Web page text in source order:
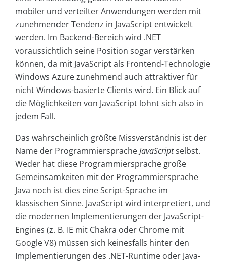
mobiler und verteilter Anwendungen werden mit
zunehmender Tendenz in JavaScript entwickelt
werden. Im Backend-Bereich wird .NET
voraussichtlich seine Position sogar verstärken
können, da mit JavaScript als Frontend-Technologie
Windows Azure zunehmend auch attraktiver für
nicht Windows-basierte Clients wird. Ein Blick auf
die Möglichkeiten von JavaScript lohnt sich also in
jedem Fall.
Das wahrscheinlich größte Missverständnis ist der
Name der ProgrammierspracheJavaScriptselbst.
Weder hat diese Programmiersprache große
Gemeinsamkeiten mit der Programmiersprache
Java noch ist dies eine Script-Sprache im
klassischen Sinne. JavaScript wird interpretiert, und
die modernen Implementierungen der JavaScript-
Engines (z. B. IE mit Chakra oder Chrome mit
Google V8) müssen sich keinesfalls hinter den
Implementierungen des .NET-Runtime oder Java-